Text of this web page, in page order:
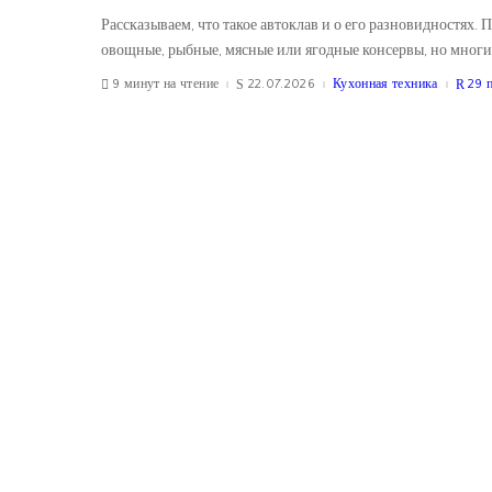
Рассказываем, что такое автоклав и о его
овощные, рыбные, мясные или ягодные консервы, но
9 минут на чтение 22.07.2026 Кухонная техника 29